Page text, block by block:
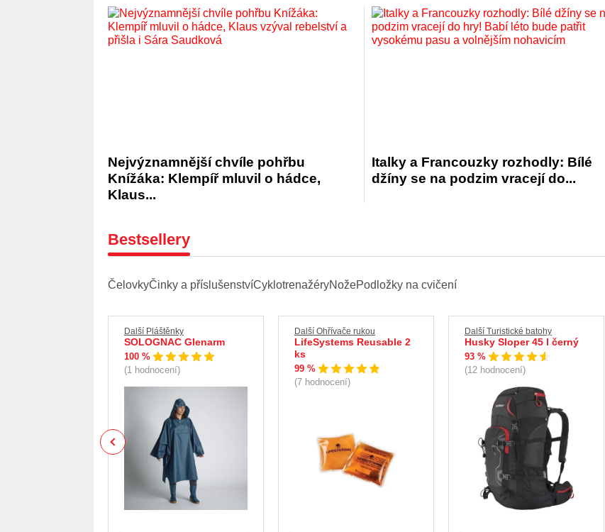
Nejvýznamnější chvíle pohřbu
Knížáka: Klempíř mluvil o hádce,
Klaus...
Italky a Francouzky rozhodly: Bílé
džíny se na podzim vracejí do...
Bestsellery
ČelovkyČinky a příslušenstvíCyklotrenažéryNožePodložky na cvičení
Další Pláštěnky
SOLOGNAC Glenarm
100 %
(1 hodnocení)
Další Ohřívače rukou
LifeSystems Reusable 2
ks
99 %
(7 hodnocení)
Další Turistické batohy
Husky Sloper 45 l černý
93 %
(12 hodnocení)
Previous